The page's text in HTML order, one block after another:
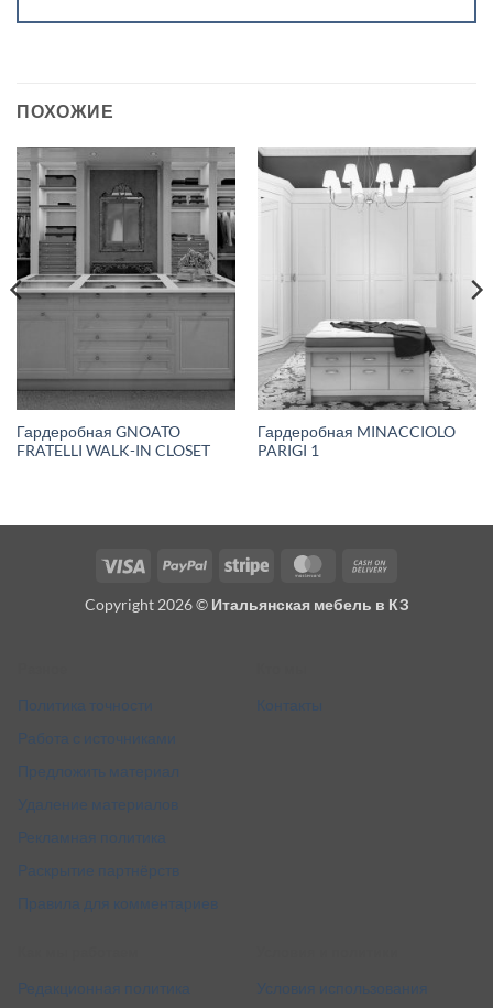
ПОХОЖИЕ
Гардеробная GNOATO
FRATELLI WALK-IN CLOSET
Гардеробная MINACCIOLO
PARIGI 1
Visa PayPal Stripe MasterCard
Delivery
Copyright 2026 © Итальянская мебель в КЗ
Политика точности
Работа с источниками
Предложить материал
Удаление материалов
Рекламная политика
Раскрытие партнёрств
Правила для комментариев
Контакты
Редакционная политика Условия использования